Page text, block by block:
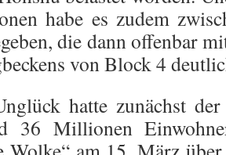
habe es zudem
die dann offenbar
von Block 4
hatte zunächst
36 Millionen